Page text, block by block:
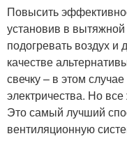
Повысить
установив в вытяжной
подогревать воздух и
качестве
свечку – в этом
электричества. Но
Это самый лучший
вентиляционную